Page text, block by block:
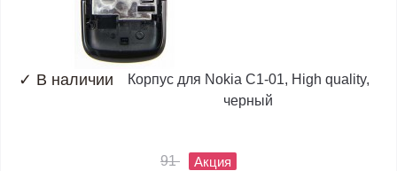
✓ В наличии
Корпус для Nokia C1-01, High quality,
черный
91 Акция